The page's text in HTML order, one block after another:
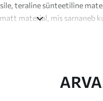
teraline sünteetiline
materjal, mis sarnaneb